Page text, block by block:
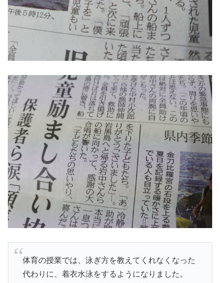
体育の授業では、泳ぎ方を教えてくれなくなった
代わりに、着衣水泳をするようになりました。